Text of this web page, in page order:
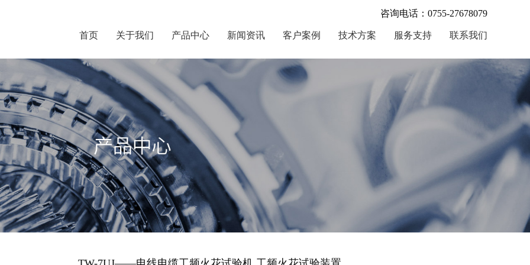
咨询电话：0755-27678079
首页 关于我们 产品中心 新闻资讯 客户案例 技术方案 服务支持 联系我们